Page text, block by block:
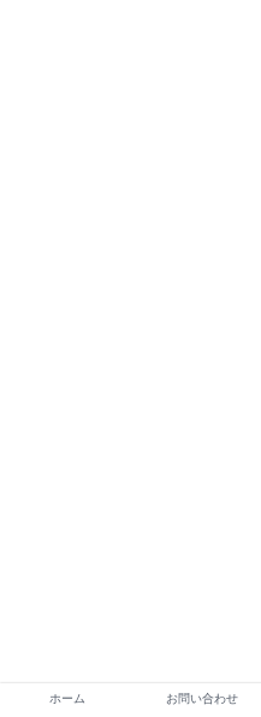
ホーム お問い合わせ